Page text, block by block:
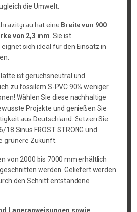
die Umwelt.
hat eine Breite von 900
von 2,3 mm . Sie ist
sich ideal für den Einsatz in
ist geruchsneutral und
zu fossilem S-PVC 90% weniger
Wählen Sie diese nachhaltige
Projekte und genießen Sie
aus Deutschland. Setzen Sie
18 Sinus FROST STRONG und
grünere Zukunft.
von 2000 bis 7000 mm erhältlich
werden. Geliefert werden
den Schnitt entstandene
Lageranweisungen sowie